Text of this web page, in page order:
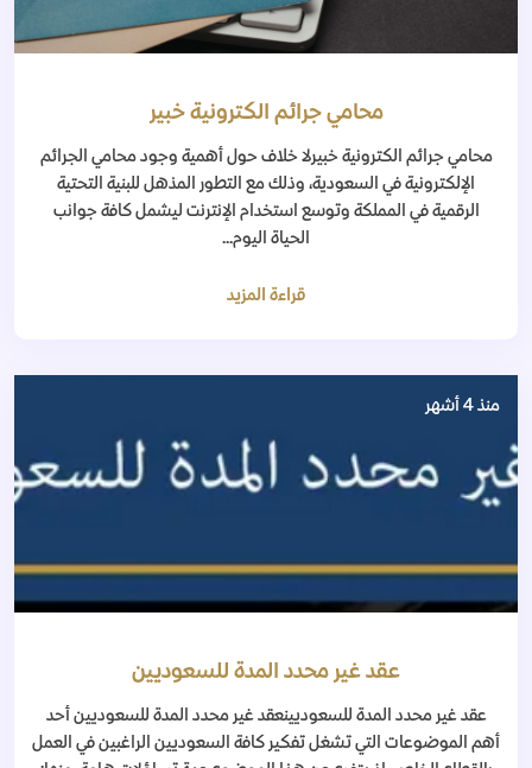
محامي جرائم الكترونية خبير
محامي جرائم الكترونية خبيرلا خلاف حول أهمية وجود محامي الجرائم
الإلكترونية في السعودية، وذلك مع التطور المذهل للبنية التحتية
الرقمية في المملكة وتوسع استخدام الإنترنت ليشمل كافة جوانب
الحياة اليوم...
قراءة المزيد
منذ 4 أشهر
عقد غير محدد المدة للسعوديين
عقد غير محدد المدة للسعوديينعقد غير محدد المدة للسعوديين أحد
أهم الموضوعات التي تشغل تفكير كافة السعوديين الراغبين في العمل